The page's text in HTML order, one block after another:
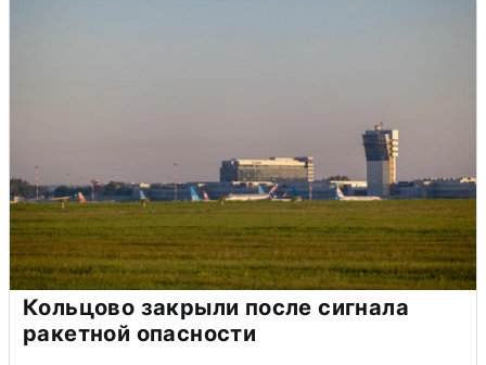
Кольцово закрыли после сигнала
ракетной опасности